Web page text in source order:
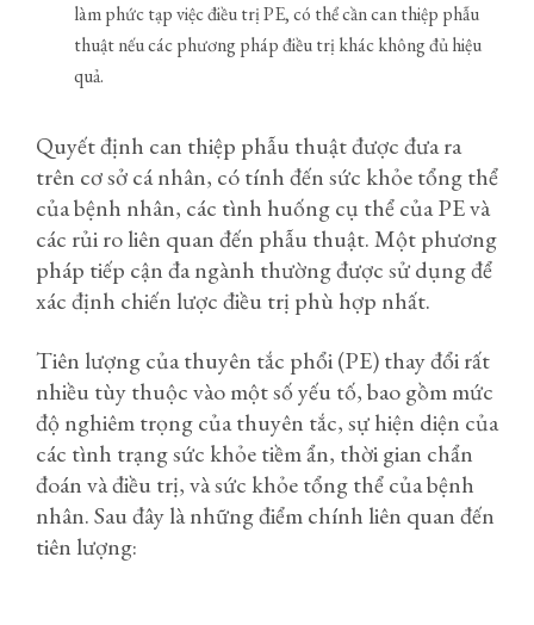
làm phức tạp việc điều trị PE, có thể cần can thiệp phẫu
thuật nếu các phương pháp điều trị khác không đủ hiệu
quả.
Quyết định can thiệp phẫu thuật được đưa ra
trên cơ sở cá nhân, có tính đến sức khỏe tổng thể
của bệnh nhân, các tình huống cụ thể của PE và
các rủi ro liên quan đến phẫu thuật. Một phương
pháp tiếp cận đa ngành thường được sử dụng để
xác định chiến lược điều trị phù hợp nhất.
Tiên lượng của thuyên tắc phổi (PE) thay đổi rất
nhiều tùy thuộc vào một số yếu tố, bao gồm mức
độ nghiêm trọng của thuyên tắc, sự hiện diện của
các tình trạng sức khỏe tiềm ẩn, thời gian chẩn
đoán và điều trị, và sức khỏe tổng thể của bệnh
nhân. Sau đây là những điểm chính liên quan đến
tiên lượng: